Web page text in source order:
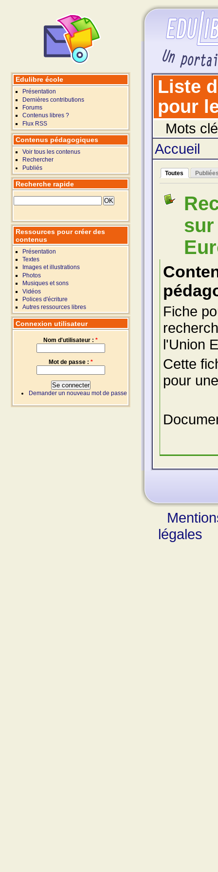
Liste
pour
Mots
Accueil
Toutes
sur
Fiche
l'Union
Cette
pour
légales
Edulibre école
Présentation
Dernières contributions
Forums
Contenus libres ?
Flux RSS
Contenus pédagogiques
Voir tous les contenus
Rechercher
Publiés
Recherche rapide
Ressources pour créer des
contenus
Présentation
Textes
Images et illustrations
Photos
Musiques et sons
Vidéos
Polices d'écriture
Autres ressources libres
Connexion utilisateur
Nom d'utilisateur : *
Mot de passe : *
Demander un nouveau mot de passe